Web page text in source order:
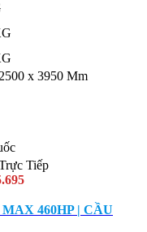
x 3950 Mm
Tiếp
460HP | CẦU